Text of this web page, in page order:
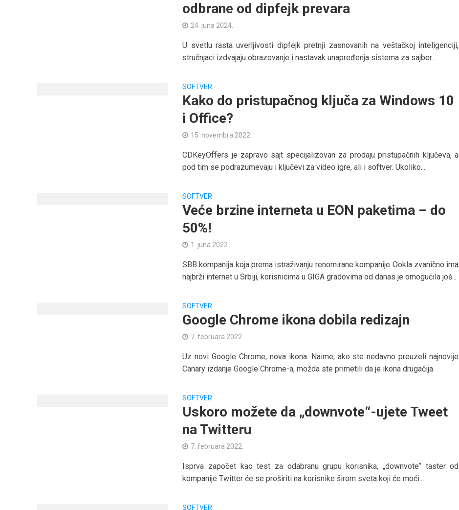
odbrane od dipfejk prevara
24. juna 2024.
U svetlu rasta uverljivosti dipfejk pretnji zasnovanih na veštačkoj inteligenciji,
stručnjaci izdvajaju obrazovanje i nastavak unapređenja sistema za sajber...
SOFTVER
Kako do pristupačnog ključa za Windows 10
i Office?
15. novembra 2022.
CDKeyOffers je zapravo sajt specijalizovan za prodaju pristupačnih ključeva, a
pod tim se podrazumevaju i ključevi za video igre, ali i softver. Ukoliko...
SOFTVER
Veće brzine interneta u EON paketima – do
50%!
1. juna 2022.
SBB kompanija koja prema istraživanju renomirane kompanije Ookla zvanično ima
najbrži internet u Srbiji, korisnicima u GIGA gradovima od danas je omogućila još...
SOFTVER
Google Chrome ikona dobila redizajn
7. februara 2022.
Uz novi Google Chrome, nova ikona. Naime, ako ste nedavno preuzeli najnovije
Canary izdanje Google Chrome-a, možda ste primetili da je ikona drugačija.
SOFTVER
Uskoro možete da „downvote“-ujete Tweet
na Twitteru
7. februara 2022.
Isprva započet kao test za odabranu grupu korisnika, „downvote“ taster od
kompanije Twitter će se proširiti na korisnike širom sveta koji će moći...
SOFTVER